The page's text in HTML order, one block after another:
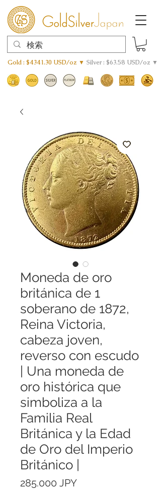
Gold : $4341.30 USD/oz ▼ Silver : $63.58 USD/oz ▼
Moneda de oro
británica de 1
soberano de 1872,
Reina Victoria,
cabeza joven,
reverso con escudo
| Una moneda de
oro histórica que
simboliza a la
Familia Real
Británica y la Edad
de Oro del Imperio
Británico |
285.000 JPYPrecio